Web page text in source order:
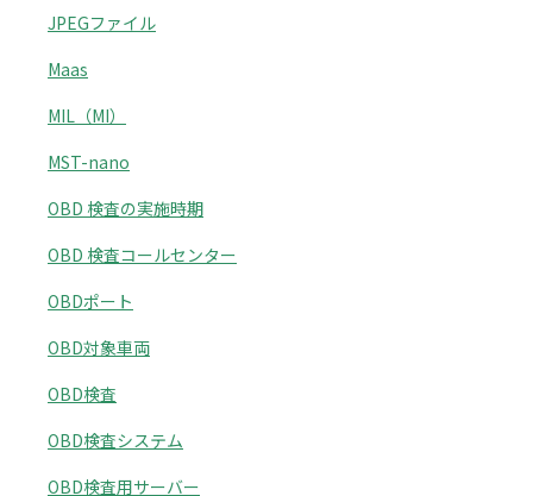
JPEGファイル
Maas
MIL（MI）
MST-nano
OBD 検査の実施時期
OBD 検査コールセンター
OBDポート
OBD対象車両
OBD検査
OBD検査システム
OBD検査用サーバー